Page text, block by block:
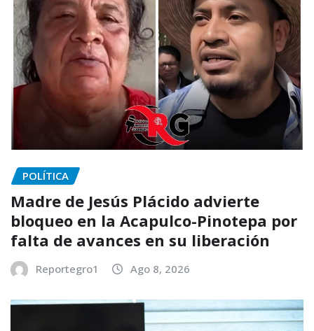
POLÍTICA
Madre de Jesús Plácido advierte
bloqueo en la Acapulco-Pinotepa por
falta de avances en su liberación
Reportegro1 Ago 8, 2026